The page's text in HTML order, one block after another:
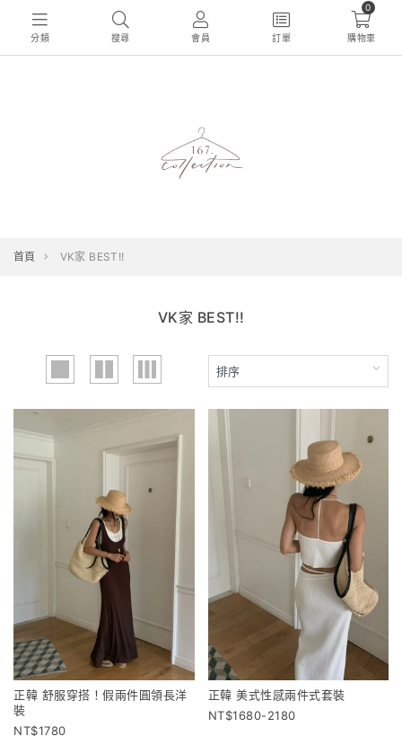
分類 搜尋 會員 訂單
0
購物車
首頁 VK家 BEST!!
VK家 BEST!!
正韓 舒服穿搭！假兩件圓領長洋
裝
1780
正韓 美式性感兩件式套裝
1680-2180